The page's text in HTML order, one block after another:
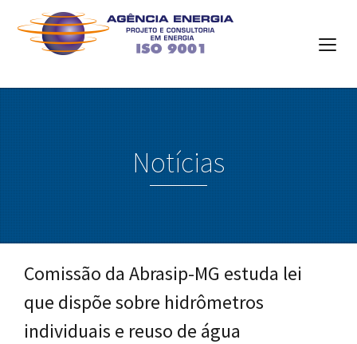
Notícias
Comissão da Abrasip-MG estuda lei
que dispõe sobre hidrômetros
individuais e reuso de água